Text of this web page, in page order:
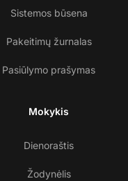
Sistemos būsena
Pakeitimų žurnalas
Pasiūlymo prašymas
Mokykis
Dienoraštis
Žodynėlis